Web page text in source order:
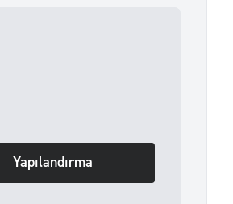
Yapılandırma